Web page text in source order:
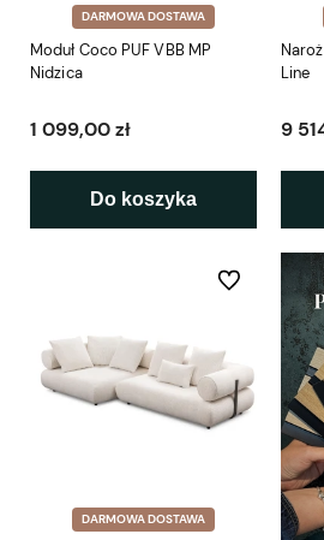
DARMOWA DOSTAWA
Moduł Coco PUF VBB MP
Nidzica
1 099,00 zł
Do koszyka
Line
9
DARMOWA DOSTAWA
Do ulubionych